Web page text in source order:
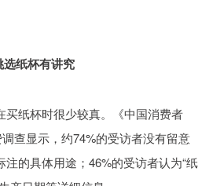
选纸杯有讲究
买纸杯时很少较真。《中国消费者
查显示，约74%的受访者没有留意
的具体用途；46%的受访者认为“纸